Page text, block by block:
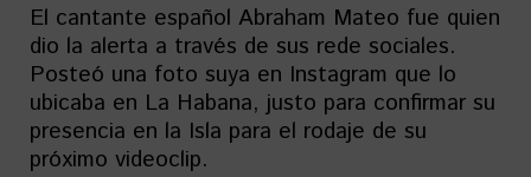
El cantante español Abraham Mateo fue quien
dio la alerta a través de sus rede sociales.
Posteó una foto suya en Instagram que lo
ubicaba en La Habana, justo para confirmar su
presencia en la Isla para el rodaje de su
próximo videoclip.